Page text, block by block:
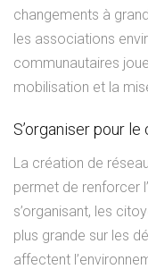
changements à
les associations
communautaires
mobilisation et la
S’organiser pour
La création de
permet de renforcer
s’organisant, les
plus grande sur les
affectent